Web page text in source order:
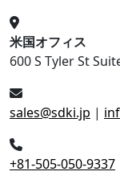
米国オフィス
600 S Tyler St
sales@sdki.jp |
+81-505-050-9337